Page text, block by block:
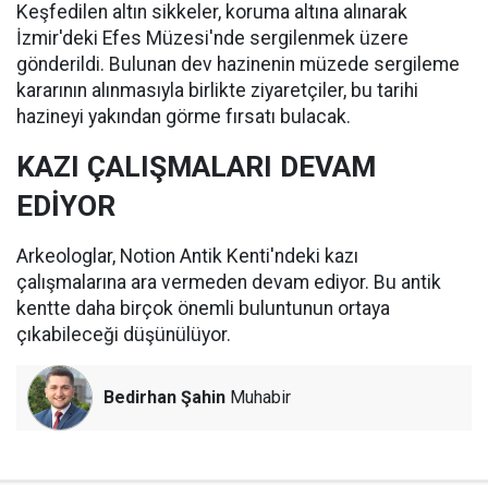
Keşfedilen altın sikkeler, koruma altına alınarak
İzmir'deki Efes Müzesi'nde sergilenmek üzere
gönderildi. Bulunan dev hazinenin müzede sergileme
kararının alınmasıyla birlikte ziyaretçiler, bu tarihi
hazineyi yakından görme fırsatı bulacak.
KAZI ÇALIŞMALARI DEVAM
EDİYOR
Arkeologlar, Notion Antik Kenti'ndeki kazı
çalışmalarına ara vermeden devam ediyor. Bu antik
kentte daha birçok önemli buluntunun ortaya
çıkabileceği düşünülüyor.
Bedirhan Şahin Muhabir